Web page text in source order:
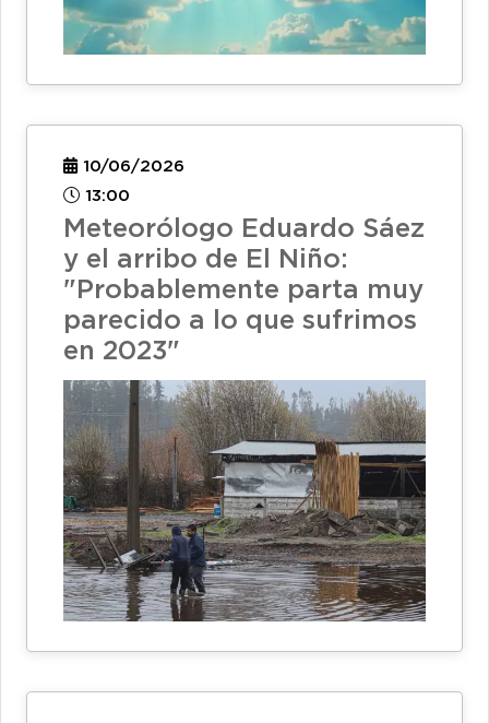
10/06/2026
13:00
Meteorólogo Eduardo Sáez
y el arribo de El Niño:
"Probablemente parta muy
parecido a lo que sufrimos
en 2023"